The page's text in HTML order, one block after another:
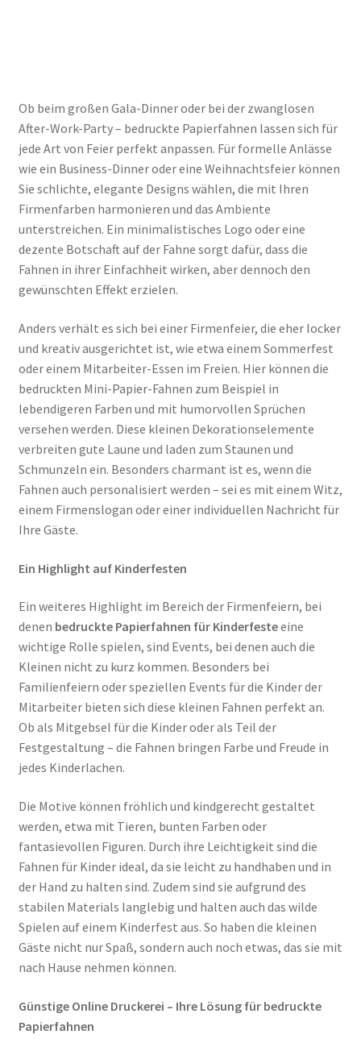
Ob beim großen Gala-Dinner oder bei der zwanglosen
After-Work-Party – bedruckte Papierfahnen lassen sich für
jede Art von Feier perfekt anpassen. Für formelle Anlässe
wie ein Business-Dinner oder eine Weihnachtsfeier können
Sie schlichte, elegante Designs wählen, die mit Ihren
Firmenfarben harmonieren und das Ambiente
unterstreichen. Ein minimalistisches Logo oder eine
dezente Botschaft auf der Fahne sorgt dafür, dass die
Fahnen in ihrer Einfachheit wirken, aber dennoch den
gewünschten Effekt erzielen.
Anders verhält es sich bei einer Firmenfeier, die eher locker
und kreativ ausgerichtet ist, wie etwa einem Sommerfest
oder einem Mitarbeiter-Essen im Freien. Hier können die
bedruckten Mini-Papier-Fahnen zum Beispiel in
lebendigeren Farben und mit humorvollen Sprüchen
versehen werden. Diese kleinen Dekorationselemente
verbreiten gute Laune und laden zum Staunen und
Schmunzeln ein. Besonders charmant ist es, wenn die
Fahnen auch personalisiert werden – sei es mit einem Witz,
einem Firmenslogan oder einer individuellen Nachricht für
Ihre Gäste.
Ein Highlight auf Kinderfesten
Ein weiteres Highlight im Bereich der Firmenfeiern, bei
denen bedruckte Papierfahnen für Kinderfesteeine
wichtige Rolle spielen, sind Events, bei denen auch die
Kleinen nicht zu kurz kommen. Besonders bei
Familienfeiern oder speziellen Events für die Kinder der
Mitarbeiter bieten sich diese kleinen Fahnen perfekt an.
Ob als Mitgebsel für die Kinder oder als Teil der
Festgestaltung – die Fahnen bringen Farbe und Freude in
jedes Kinderlachen.
Die Motive können fröhlich und kindgerecht gestaltet
werden, etwa mit Tieren, bunten Farben oder
fantasievollen Figuren. Durch ihre Leichtigkeit sind die
Fahnen für Kinder ideal, da sie leicht zu handhaben und in
der Hand zu halten sind. Zudem sind sie aufgrund des
stabilen Materials langlebig und halten auch das wilde
Spielen auf einem Kinderfest aus. So haben die kleinen
Gäste nicht nur Spaß, sondern auch noch etwas, das sie mit
nach Hause nehmen können.
Günstige Online Druckerei – Ihre Lösung für bedruckte
Papierfahnen